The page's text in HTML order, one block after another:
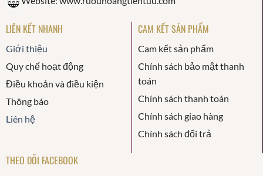
LIÊN KẾT NHANH
Giới thiệu
Quy chế hoạt động
Điều khoản và điều kiện
Thông báo
Liên hệ
CAM KẾT SẢN PHẨM
Cam kết sản phẩm
Chính sách bảo mật thanh
toán
Chính sách thanh toán
Chính sách giao hàng
Chính sách đổi trả
THEO DÕI FACEBOOK